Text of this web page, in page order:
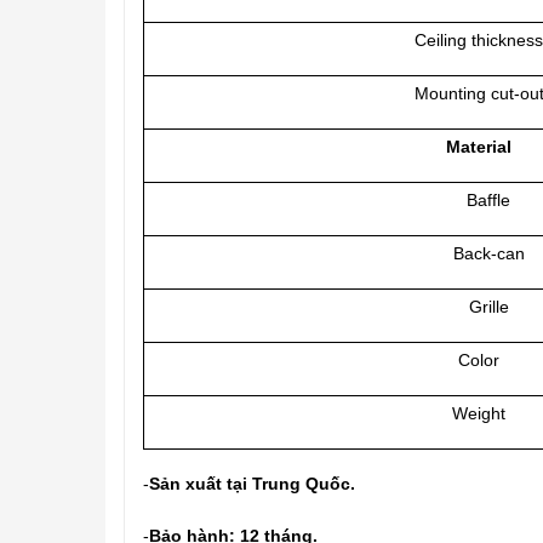
Ceiling thickness
Mounting cut‑out
Material
Baffle
Back‑can
Grille
Color
Weight
-Sản xuất tại Trung Quốc.
-Bảo hành: 12 tháng.